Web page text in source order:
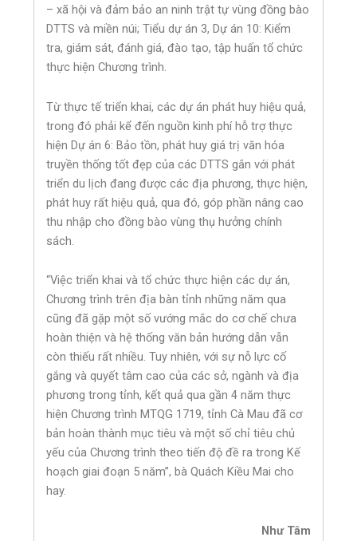
– xã hội và đảm bảo an ninh trật tự vùng đồng bào
DTTS và miền núi; Tiểu dự án 3, Dự án 10: Kiểm
tra, giám sát, đánh giá, đào tạo, tập huấn tổ chức
thực hiện Chương trình.
Từ thực tế triển khai, các dự án phát huy hiệu quả,
trong đó phải kể đến nguồn kinh phí hỗ trợ thực
hiện Dự án 6: Bảo tồn, phát huy giá trị văn hóa
truyền thống tốt đẹp của các DTTS gắn với phát
triển du lịch đang được các địa phương, thực hiện,
phát huy rất hiệu quả, qua đó, góp phần nâng cao
thu nhập cho đồng bào vùng thụ hưởng chính
sách.
“Việc triển khai và tổ chức thực hiện các dự án,
Chương trình trên địa bàn tỉnh những năm qua
cũng đã gặp một số vướng mắc do cơ chế chưa
hoàn thiện và hệ thống văn bản hướng dẫn vẫn
còn thiếu rất nhiều. Tuy nhiên, với sự nỗ lực cố
gắng và quyết tâm cao của các sở, ngành và địa
phương trong tỉnh, kết quả qua gần 4 năm thực
hiện Chương trình MTQG 1719, tỉnh Cà Mau đã cơ
bản hoàn thành mục tiêu và một số chỉ tiêu chủ
yếu của Chương trình theo tiến độ đề ra trong Kế
hoạch giai đoạn 5 năm”, bà Quách Kiều Mai cho
hay.
Như Tâm